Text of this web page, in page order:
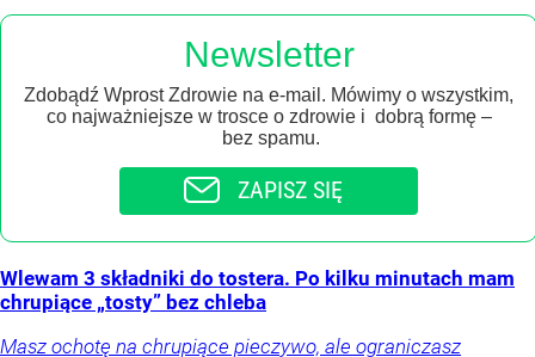
Newsletter
Zdobądź Wprost Zdrowie na e-mail. Mówimy o wszystkim,
co najważniejsze w trosce o zdrowie i dobrą formę –
bez spamu.
ZAPISZ SIĘ
Wlewam 3 składniki do tostera. Po kilku minutach mam
chrupiące „tosty” bez chleba
Masz ochotę na chrupiące pieczywo, ale ograniczasz